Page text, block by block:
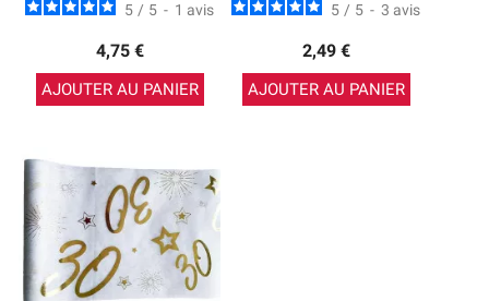
5 / 5 - 1 avis
4,75 €
AJOUTER AU PANIER
5 / 5 - 3 avis
2,49 €
AJOUTER AU PANIER